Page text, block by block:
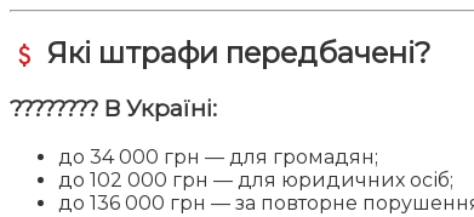
attach_money Які штрафи передбачені?
???????? В Україні:
до 34 000 грн — для громадян;
до 102 000 грн — для юридичних осіб;
до 136 000 грн — за повторне